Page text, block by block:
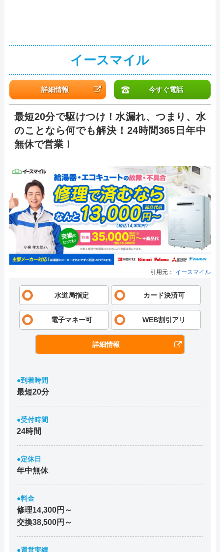
イースマイル
詳細情報 今すぐ電話
最短20分で駆けつけ！水漏れ、つまり、水
のことなら何でも解決！24時間365日年中
無休で営業！
引用元： イースマイル
水道局指定 カード決済可
電子マネー可 WEB割引アリ
詳細情報
●到着時間
最短20分
●受付時間
24時間
●定休日
年中無休
●料金
修理14,300円～
交換38,500円～
●運営実績